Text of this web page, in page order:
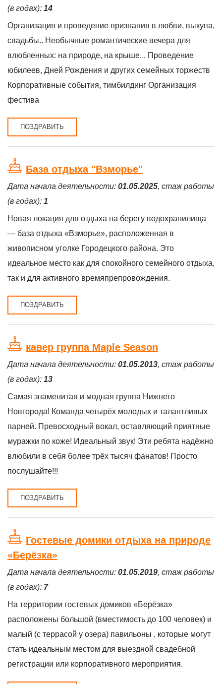
(в годах): 14
Организация и проведение признания в любви, выкупа,
свадьбы.. Необычные романтические вечера для
влюбленных: на природе, на крыше... Проведение
юбилеев, Дней Рождения и других семейных торжеств
Корпоративные события, тимбилдинг Организация
фестива
ПОЗДРАВИТЬ
База отдыха "Взморье"
Дата начала деятельности: 01.05.2025, стаж работы
(в годах): 1
Новая локация для отдыха на берегу водохранилища
— база отдыха «Взморье», расположенная в
живописном уголке Городецкого района. Это
идеальное место как для спокойного семейного отдыха,
так и для активного времяпрепровождения.
ПОЗДРАВИТЬ
кавер группа Maple Season
Дата начала деятельности: 01.05.2013, стаж работы
(в годах): 13
Самая знаменитая и модная группа Нижнего
Новгорода! Команда четырёх молодых и талантливых
парней. Превосходный вокал, оставляющий приятные
муражки по коже! Идеальный звук! Эти ребята надёжно
влюбили в себя более трёх тысяч фанатов! Просто
послушайте!!!
ПОЗДРАВИТЬ
Гостевые домики отдыха на природе
«Берёзка»
Дата начала деятельности: 01.05.2019, стаж работы
(в годах): 7
На территории гостевых домиков «Берёзка»
расположены большой (вместимость до 100 человек) и
малый (с террасой у озера) павильоны , которые могут
стать идеальным местом для выездной свадебной
регистрации или корпоративного мероприятия.